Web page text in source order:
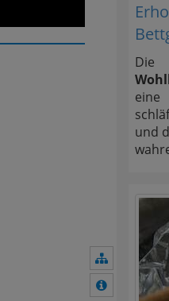
Mehr
Die
eine
und